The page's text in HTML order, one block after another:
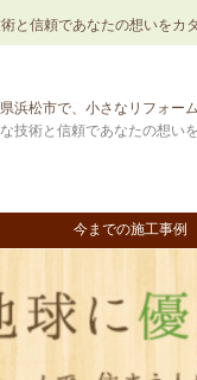
と信頼であなたの想いをカ
浜松市で、小さなリフォー
技術と信頼であなたの想い
今までの施工事例